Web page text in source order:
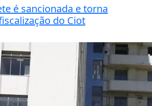
é sancionada e torna
do Ciot